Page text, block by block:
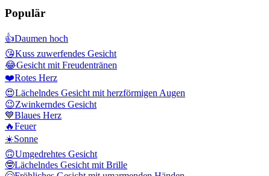
Populär
👍Daumen hoch
😘Kuss zuwerfendes Gesicht
😂Gesicht mit Freudentränen
❤️Rotes Herz
😍Lächelndes Gesicht mit herzförmigen Augen
😉Zwinkerndes Gesicht
💙Blaues Herz
🔥Feuer
☀️Sonne
🙃Umgedrehtes Gesicht
🤓Lächelndes Gesicht mit Brille